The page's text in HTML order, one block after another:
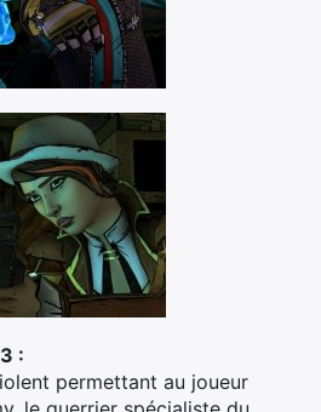
:
permettant au joueur